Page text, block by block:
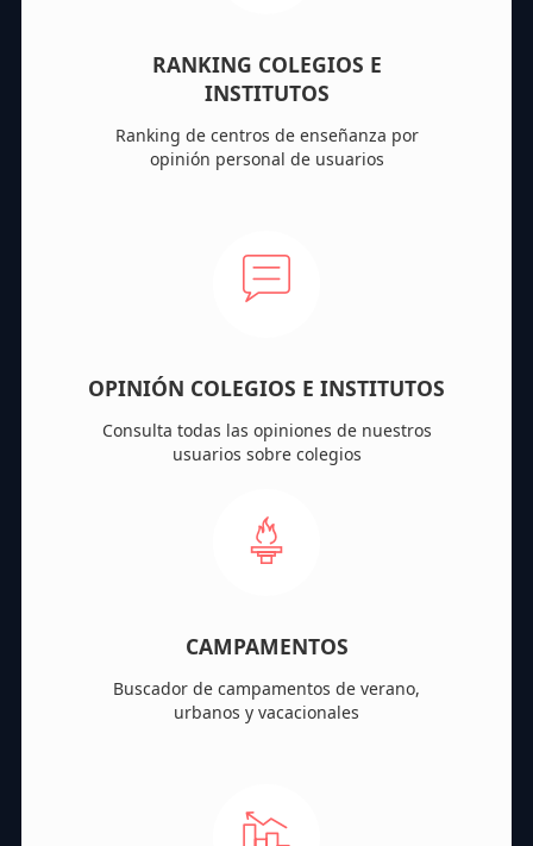
RANKING COLEGIOS E
INSTITUTOS
Ranking de centros de enseñanza por
opinión personal de usuarios
OPINIÓN COLEGIOS E INSTITUTOS
Consulta todas las opiniones de nuestros
usuarios sobre colegios
CAMPAMENTOS
Buscador de campamentos de verano,
urbanos y vacacionales